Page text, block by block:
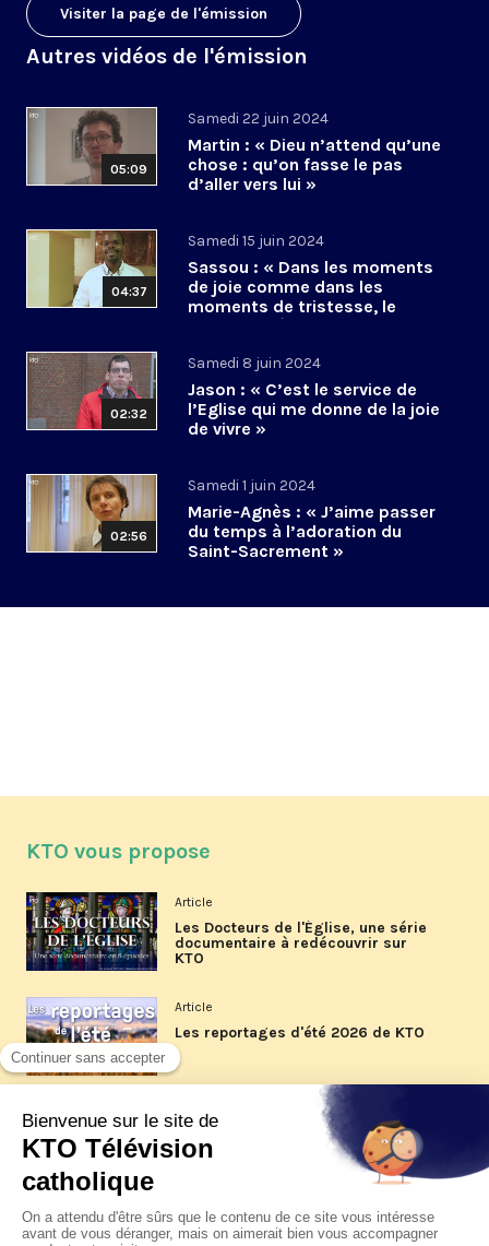
Visiter la page de l'émission
Autres vidéos de l'émission
05:09
Samedi 22 juin 2024
Martin : « Dieu n’attend qu’une
chose : qu’on fasse le pas
d’aller vers lui »
04:37
Samedi 15 juin 2024
Sassou : « Dans les moments
de joie comme dans les
moments de tristesse, le
Christ est là »
02:32
Samedi 8 juin 2024
Jason : « C’est le service de
l’Eglise qui me donne de la joie
de vivre »
02:56
Samedi 1 juin 2024
Marie-Agnès : « J’aime passer
du temps à l’adoration du
Saint-Sacrement »
KTO vous propose
Article
Les Docteurs de l'Église, une série
documentaire à redécouvrir sur
KTO
Article
Les reportages d'été 2026 de KTO
La visite pastorale du pape Léon
XIV à Assise à suivre sur KTO le
jeudi 6 août
Article
Le pape en Uruguay, Argentine et